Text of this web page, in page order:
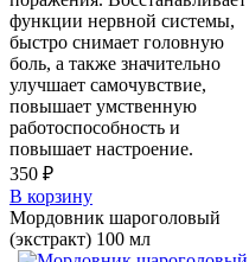
функции нервной системы,
быстро снимает головную
боль, а также значительно
улучшает самочувствие,
повышает умственную
работоспособность и
повышает настроение.
350 ₽
В корзину
Мордовник шароголовый
(экстракт) 100 мл